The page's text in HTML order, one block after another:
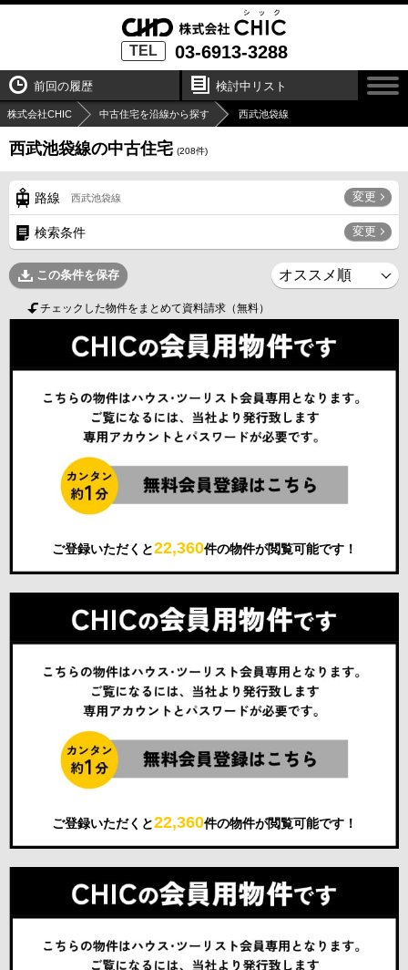
TEL 03-6913-3288
前回の履歴 検討中リスト
株式会社CHIC 中古住宅を沿線から探す 西武池袋線
西武池袋線の中古住宅 (208件)
路線 西武池袋線 変更
検索条件 変更
この条件を保存
チェックした物件をまとめて資料請求（無料）
ご登録いただくと22,360件の物件が閲覧可能です！
ご登録いただくと22,360件の物件が閲覧可能です！